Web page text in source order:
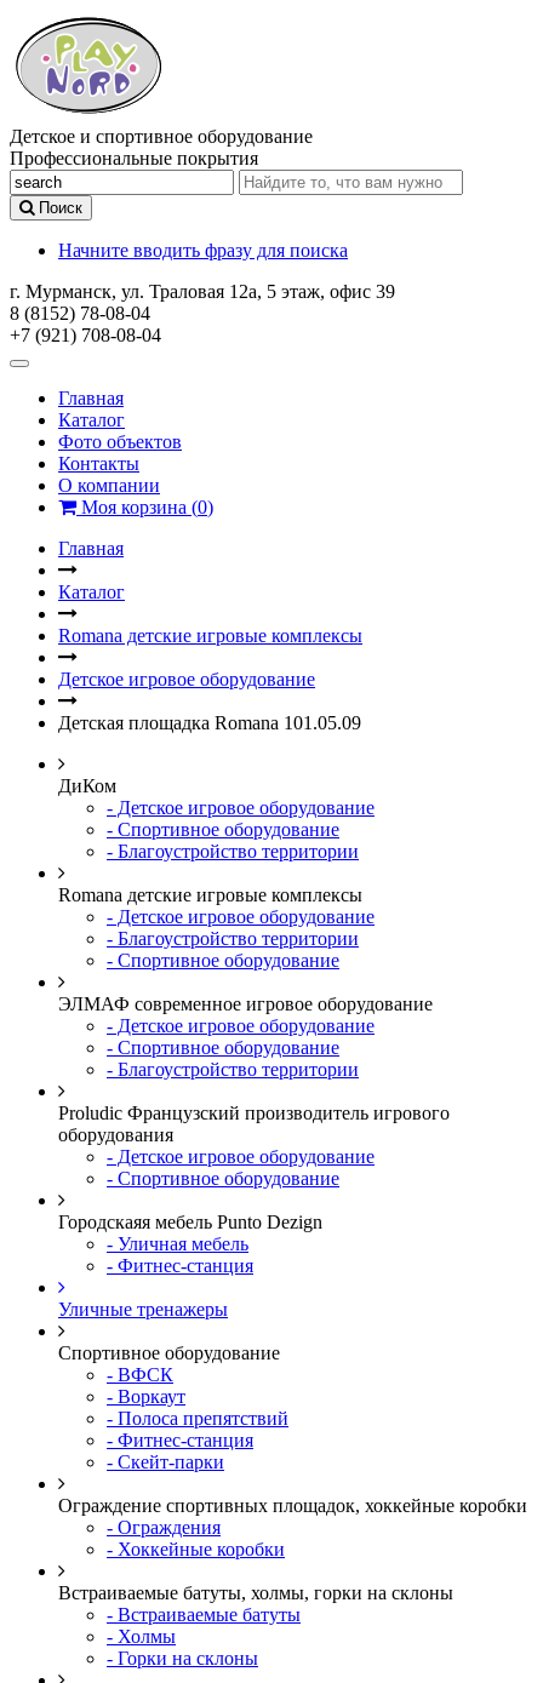
Детское и спортивное оборудование
Профессиональные покрытия
Поиск
Начните вводить фразу для поиска
г. Мурманск, ул. Траловая 12а, 5 этаж, офис 39
8 (8152) 78-08-04
+7 (921) 708-08-04
Главная
Каталог
Фото объектов
Контакты
О компании
Моя корзина (0)
Главная
Каталог
Romana детские игровые комплексы
Детское игровое оборудование
Детская площадка Romana 101.05.09
ДиКом
- Детское игровое оборудование
- Спортивное оборудование
- Благоустройство территории
Romana детские игровые комплексы
- Детское игровое оборудование
- Благоустройство территории
- Спортивное оборудование
ЭЛМАФ современное игровое оборудование
- Детское игровое оборудование
- Спортивное оборудование
- Благоустройство территории
Proludic Французский производитель игрового
оборудования
- Детское игровое оборудование
- Спортивное оборудование
Городскаяя мебель Punto Dezign
- Уличная мебель
- Фитнес-станция
Уличные тренажеры
Спортивное оборудование
- ВФСК
- Воркаут
- Полоса препятствий
- Фитнес-станция
- Скейт-парки
Ограждение спортивных площадок, хоккейные коробки
- Ограждения
- Хоккейные коробки
Встраиваемые батуты, холмы, горки на склоны
- Встраиваемые батуты
- Холмы
- Горки на склоны